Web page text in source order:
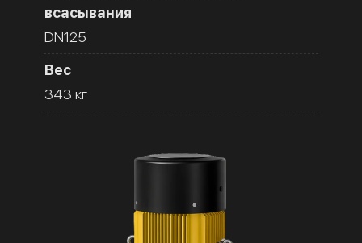
всасывания
DN125
Вес
343 кг